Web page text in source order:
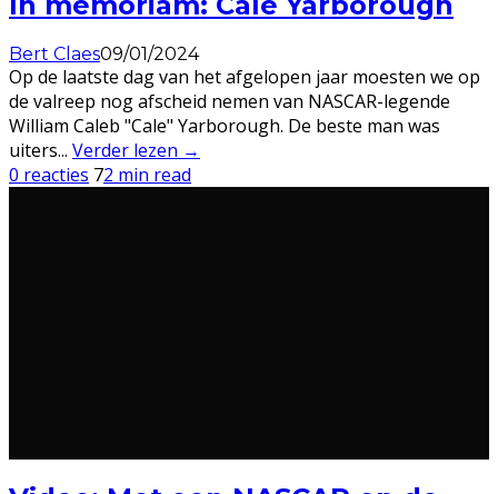
Bert Claes09/01/2024
Op de laatste dag van het afgelopen jaar moesten we op
de valreep nog afscheid nemen van NASCAR-legende
William Caleb "Cale" Yarborough. De beste man was
uiters... Verder lezen →
0 reacties 72 min read